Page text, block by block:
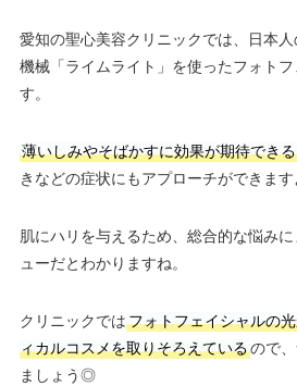
愛知の聖心美容クリニックでは、日本
機械「ライムライト」を使ったフォト
す。
薄いしみやそばかすに効果が期待できる
きなどの症状にもアプローチができます
肌にハリを与えるため、総合的な悩み
ューだとわかりますね。
クリニックではフォトフェイシャルの
ィカルコスメを取りそろえているので
ましょう◎